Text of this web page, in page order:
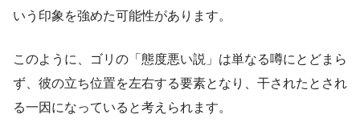
いう印象を強めた可能性があります。
このように、ゴリの「態度悪い説」は単なる噂にとどまら
ず、彼の立ち位置を左右する要素となり、干されたとされ
る一因になっていると考えられます。